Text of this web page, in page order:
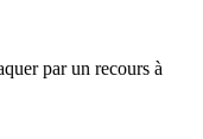
par un recours à